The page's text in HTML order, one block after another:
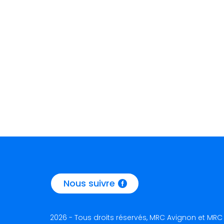
Nous suivre
2026 - Tous droits réservés, MRC Avignon et